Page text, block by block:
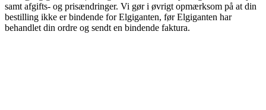
samt afgifts- og prisændringer. Vi gør i øvrigt opmærksom på at din
bestilling ikke er bindende for Elgiganten, før Elgiganten har
behandlet din ordre og sendt en bindende faktura.